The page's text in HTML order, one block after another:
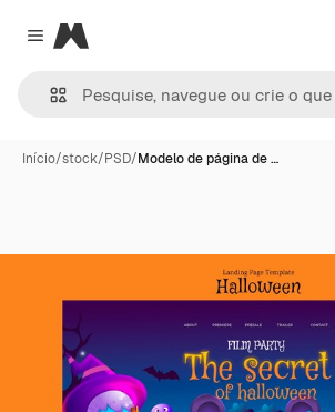
Close menu
Magnific
Início/stock/PSD/Modelo de página de …